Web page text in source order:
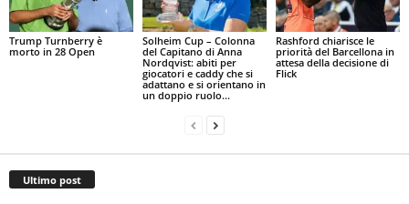
Trump Turnberry è
morto in 28 Open
Solheim Cup – Colonna
del Capitano di Anna
Nordqvist: abiti per
giocatori e caddy che si
adattano e si orientano in
un doppio ruolo...
Rashford chiarisce le
priorità del Barcellona in
attesa della decisione di
Flick
Ultimo post